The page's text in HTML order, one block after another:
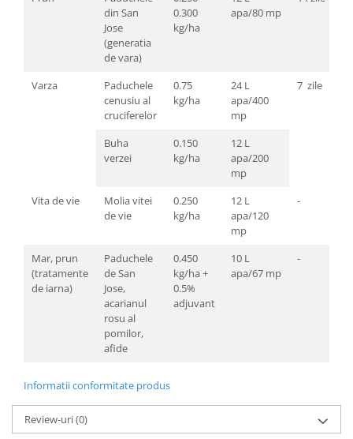
din San
Jose
(generatia
de vara)
0.300
kg/ha
apa/80 mp
Varza
Paduchele
cenusiu al
cruciferelor
0.75
kg/ha
24 L
apa/400
mp
7 zile
Buha
verzei
0.150
kg/ha
12 L
apa/200
mp
Vita de vie
Molia vitei
de vie
0.250
kg/ha
12 L
apa/120
mp
-
Mar, prun
(tratamente
de iarna)
Paduchele
de San
Jose,
acarianul
rosu al
pomilor,
afide
0.450
kg/ha +
0.5%
adjuvant
10 L
apa/67 mp
-
Informatii conformitate produs
Review-uri(0)